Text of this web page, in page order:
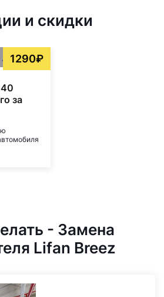
и скидки
1290₽
за
- Замена
Lifan Breez